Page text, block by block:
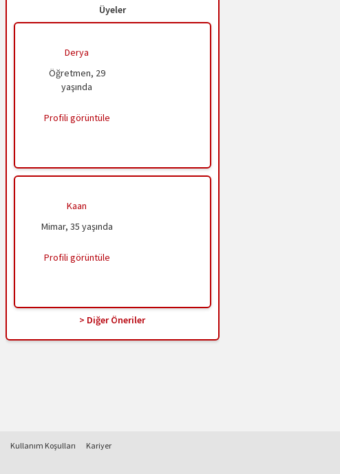
Üyeler
Derya
Öğretmen, 29
yaşında
Profili görüntüle
Kaan
Mimar, 35 yaşında
Profili görüntüle
> Diğer Öneriler
Kullanım Koşulları Kariyer